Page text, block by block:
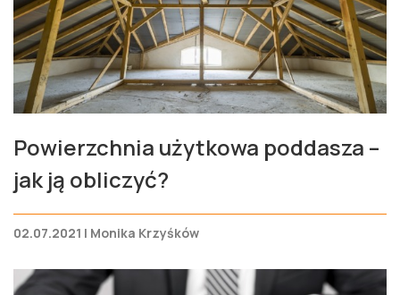
Powierzchnia użytkowa poddasza –
jak ją obliczyć?
02.07.2021 | Monika Krzyśków